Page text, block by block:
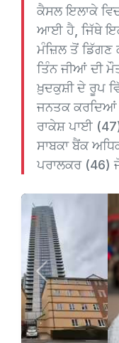
ਕੈਸਲ ਇਲਾਕੇ
ਆਈ ਹੈ, ਜਿੱਥੇ
ਮੰਜ਼ਿਲ ਤੋਂ ਡਿੱਗਣ
ਤਿੰਨ ਜੀਆਂ ਦੀ
ਖ਼ੁਦਕੁਸ਼ੀ ਦੇ ਰੂਪ
ਜਨਤਕ ਕਰਦਿਆਂ
ਰਾਕੇਸ਼ ਪਾਈ
ਸਾਬਕਾ ਬੈਂਕ
ਪਰਾਲਕਰ (46)
Previous